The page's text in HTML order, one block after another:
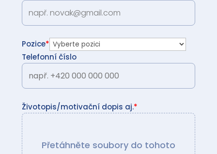
Pozice*
Telefonní číslo
Životopis/motivační dopis aj.*
Přetáhněte soubory do tohoto